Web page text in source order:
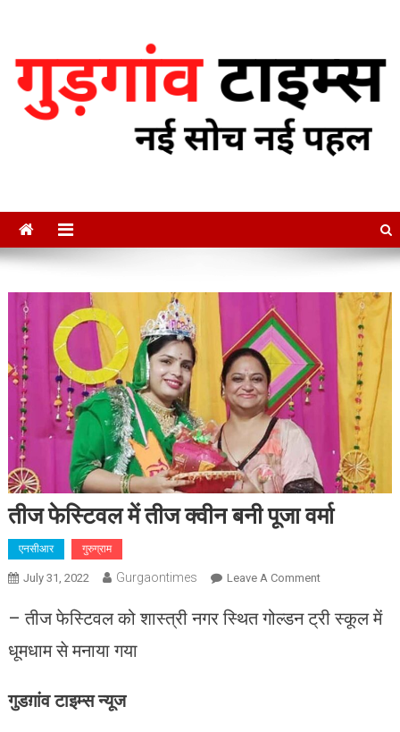
तीज फेस्टिवल में तीज क्वीन बनी पूजा वर्मा
एनसीआर गुरुग्राम
July 31, 2022 Gurgaontimes Leave A CommentOn
फेस्टिवल
– तीज फेस्टिवल को शास्त्री नगर स्थित गोल्डन ट्री स्कूल में
धूमधाम से मनाया गया
गुडग़ांव टाइम्स न्यूज